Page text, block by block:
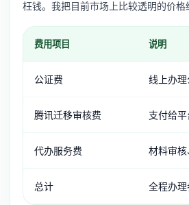
枉钱。我把目前市场上比较透明的价格
费用项目 说明
公证费 线上办
腾讯迁移审核费 支付给
代办服务费 材料审
总计 全程办